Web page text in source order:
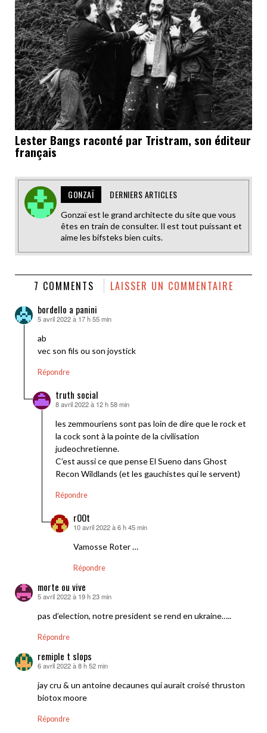
Lester Bangs raconté par Tristram, son éditeur
français
GONZAÏ DERNIERS ARTICLES
Gonzaï est le grand architecte du site que vous
êtes en train de consulter. Il est tout puissant et
aime les bifsteks bien cuits.
7 COMMENTS LAISSER UN COMMENTAIRE
bordello a panini
dit :
5 avril 2022 à 17 h 55 min
ab
vec son fils ou son joystick
Répondre
truth social
dit :
8 avril 2022 à 12 h 58 min
les zemmouriens sont pas loin de dire que le rock et
la cock sont à la pointe de la civilisation
judeochretienne.
C’est aussi ce que pense El Sueno dans Ghost
Recon Wildlands (et les gauchistes qui le servent)
Répondre
rOOt
dit :
10 avril 2022 à 6 h 45 min
Vamosse Roter …
Répondre
morte ou vive
dit :
5 avril 2022 à 19 h 23 min
pas d’election, notre president se rend en ukraine…..
Répondre
remiple t slops
dit :
6 avril 2022 à 8 h 52 min
jay cru & un antoine decaunes qui aurait croisé thruston
biotox moore
Répondre